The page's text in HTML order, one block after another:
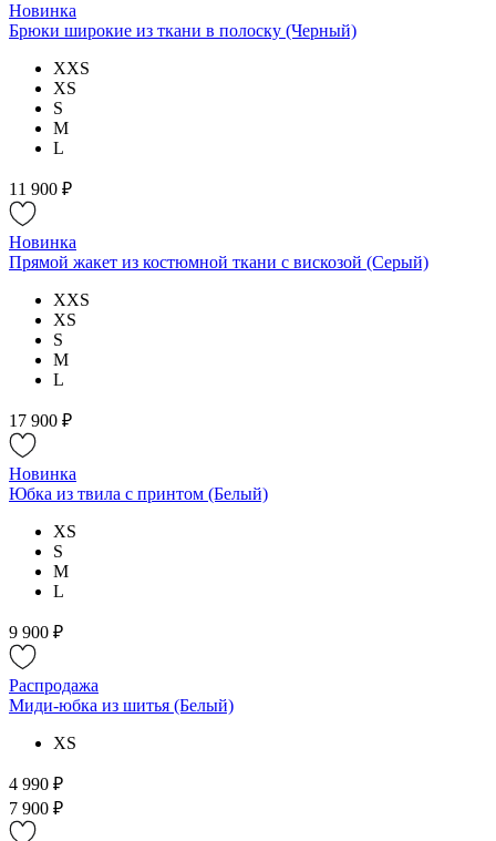
Новинка
Брюки широкие из ткани в полоску (Черный)
XXS
XS
S
M
L
11 900 ₽
Новинка
Прямой жакет из костюмной ткани с вискозой (Серый)
XXS
XS
S
M
L
17 900 ₽
Новинка
Юбка из твила с принтом (Белый)
XS
S
M
L
9 900 ₽
Распродажа
Миди-юбка из шитья (Белый)
XS
4 990 ₽
7 900 ₽